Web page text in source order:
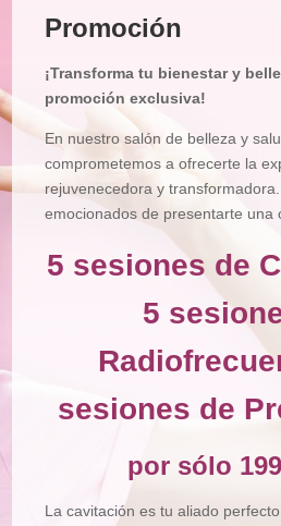
Tratamiento
Depilación
Manicura
yPedicura
Maquillajes
Micropigmentación
Microblading
Pestañas
Peluquería
Promoción
¡Transforma tu bienestar y
promoción exclusiva!
En nuestro salón de belleza y
comprometemos a ofrecerte la
rejuvenecedora y
emocionados de presentarte una
5 sesiones de
5
sesiones de
por sólo
La cavitación es tu aliado